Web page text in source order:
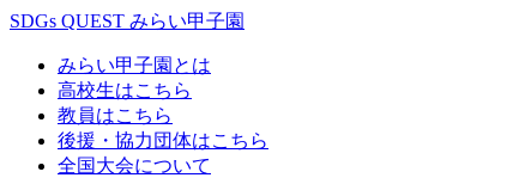
SDGs QUEST みらい甲子園
みらい甲子園とは
高校生はこちら
教員はこちら
後援・協力団体はこちら
全国大会について